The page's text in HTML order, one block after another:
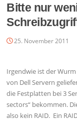
Bitte nur
25. November 2011
Irgendwie ist der
von Dell Servern
die Festplatten bei 3
sectors“ bekommen.
also kein RAID. Ein